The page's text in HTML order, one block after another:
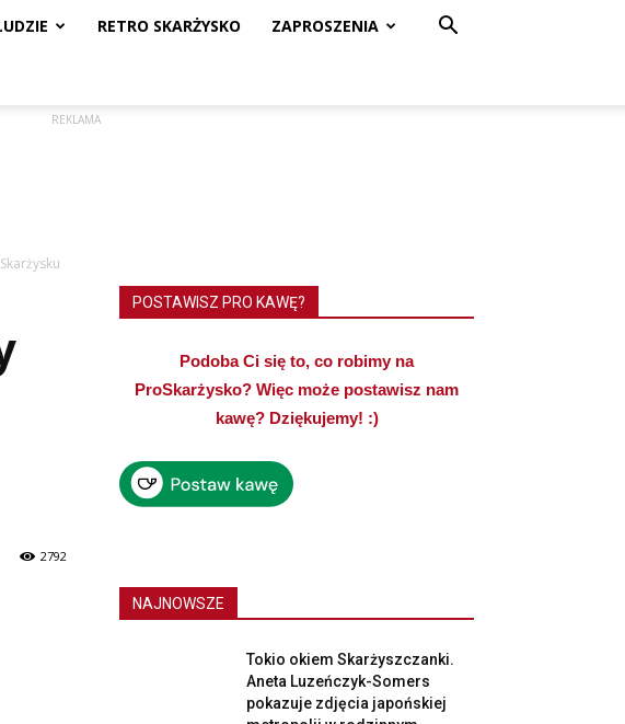
RETRO SKARŻYSKO ZAPROSZENIA
REKLAMA
2792
POSTAWISZ PRO KAWĘ?
Podoba Ci się to, co robimy na
ProSkarżysko? Więc może postawisz nam
kawę? Dziękujemy! :)
NAJNOWSZE
Tokio okiem Skarżyszczanki.
Aneta Luzeńczyk-Somers
pokazuje zdjęcia japońskiej